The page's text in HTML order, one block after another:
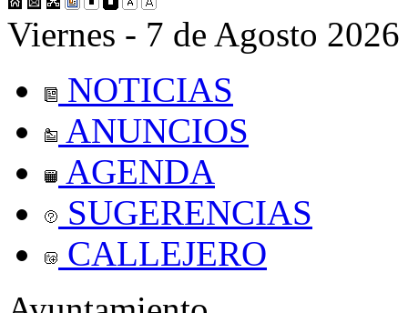
Viernes - 7 de Agosto 2026
NOTICIAS
ANUNCIOS
AGENDA
SUGERENCIAS
CALLEJERO